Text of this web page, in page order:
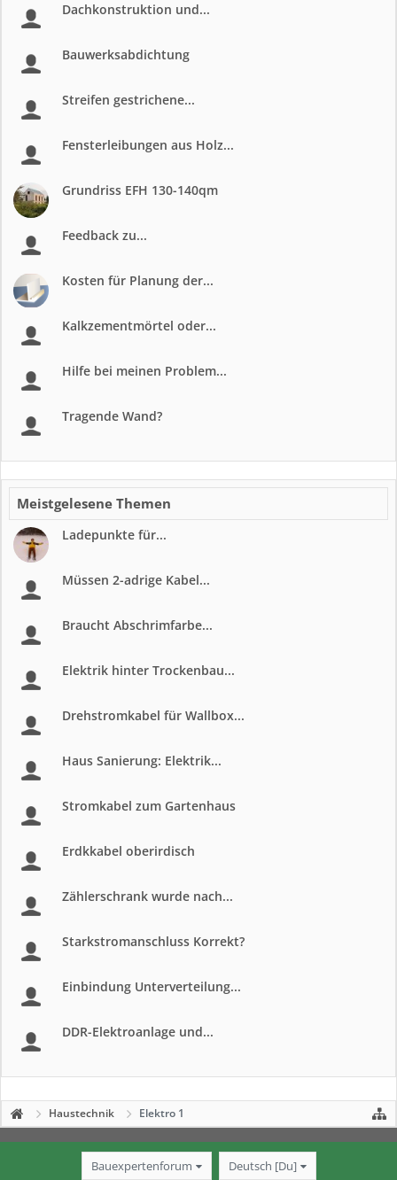
Dachkonstruktion und...
Bauwerksabdichtung
Streifen gestrichene...
Fensterleibungen aus Holz...
Grundriss EFH 130-140qm
Feedback zu...
Kosten für Planung der...
Kalkzementmörtel oder...
Hilfe bei meinen Problem...
Tragende Wand?
Meistgelesene Themen
Ladepunkte für...
Müssen 2-adrige Kabel...
Braucht Abschrimfarbe...
Elektrik hinter Trockenbau...
Drehstromkabel für Wallbox...
Haus Sanierung: Elektrik...
Stromkabel zum Gartenhaus
Erdkkabel oberirdisch
Zählerschrank wurde nach...
Starkstromanschluss Korrekt?
Einbindung Unterverteilung...
DDR-Elektroanlage und...
Haustechnik Elektro 1
Bauexpertenforum Deutsch [Du]